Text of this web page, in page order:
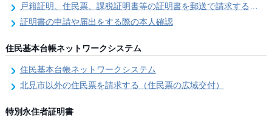
戸籍証明、住民票、課税証明書等の証明書を郵送で請求する際の本人確認
証明書の申請や届出をする際の本人確認
住民基本台帳ネットワークシステム
住民基本台帳ネットワークシステム
北見市以外の住民票を請求する（住民票の広域交付）
特別永住者証明書